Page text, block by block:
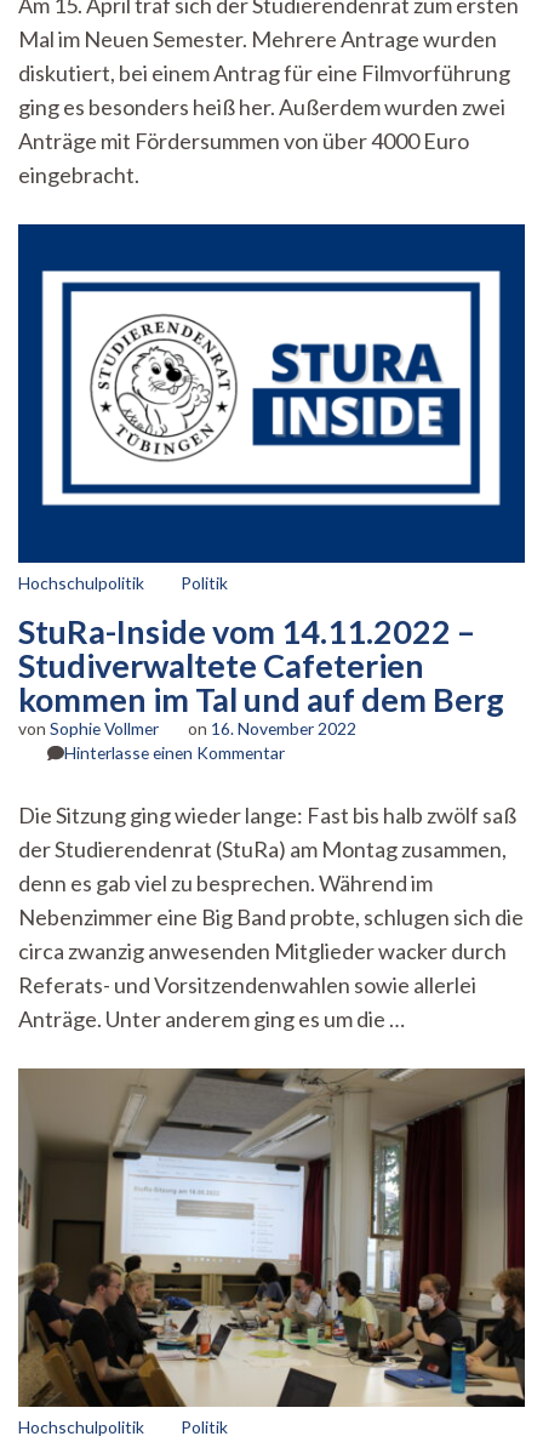
gegen
LGBT-
Gruppe:
StuRa-
Inside
vom
Mal im Neuen Semester. Mehrere Antrage wurden
diskutiert, bei einem Antrag für eine Filmvorführung
ging es besonders heiß her. Außerdem wurden zwei
Anträge mit Fördersummen von über 4000 Euro
eingebracht.
Hochschulpolitik Politik
StuRa-Inside vom 14.11.2022 –
Studiverwaltete Cafeterien
kommen im Tal und auf dem Berg
von Sophie Vollmer on 16. November 2022
Hinterlasse einen Kommentarzu
vom
14.11.2022
Studiverwaltete
Cafeterien
kommen
Tal
und
dem
Berg
Die Sitzung ging wieder lange: Fast bis halb zwölf saß
der Studierendenrat (StuRa) am Montag zusammen,
denn es gab viel zu besprechen. Während im
Nebenzimmer eine Big Band probte, schlugen sich die
circa zwanzig anwesenden Mitglieder wacker durch
Referats- und Vorsitzendenwahlen sowie allerlei
Anträge. Unter anderem ging es um die …
Hochschulpolitik Politik